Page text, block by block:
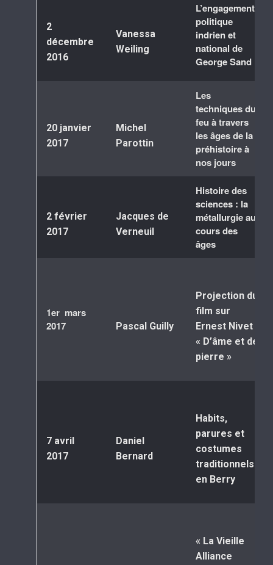
2
décembre
2016
Vanessa
Weiling
L’engagement
politique
indrien et
national de
George Sand
20 janvier
2017
Michel
Parottin
Les
techniques du
feu à travers
les âges de la
préhistoire à
nos jours
2 février
2017
Jacques de
Verneuil
Histoire des
sciences : la
métallurgie au
cours des
âges
1er mars
2017
Pascal Guilly
Projection du
film sur
Ernest Nivet
« D’âme et de
pierre »
7 avril
2017
Daniel
Bernard
Habits,
parures et
costumes
traditionnels
en Berry
« La Vieille
Alliance